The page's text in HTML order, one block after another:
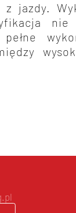
jazdy.
nie